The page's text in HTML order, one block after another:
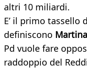
altri 10 miliardi.
E’ il primo tassello
definiscono
Pd vuole fare
raddoppio del